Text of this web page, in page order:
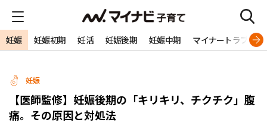
妊娠 妊娠初期 妊活 妊娠後期 妊娠中期 マイナートラブル
妊娠
【医師監修】妊娠後期の「キリキリ、チクチク」腹
痛。その原因と対処法